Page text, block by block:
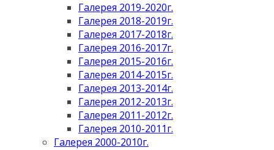
Галерея 2019-2020г.
Галерея 2018-2019г.
Галерея 2017-2018г.
Галерея 2016-2017г.
Галерея 2015-2016г.
Галерея 2014-2015г.
Галерея 2013-2014г.
Галерея 2012-2013г.
Галерея 2011-2012г.
Галерея 2010-2011г.
Галерея 2000-2010г.